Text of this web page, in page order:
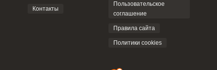
Контакты
Пользовательское
соглашение
Правила сайта
Политики cookies